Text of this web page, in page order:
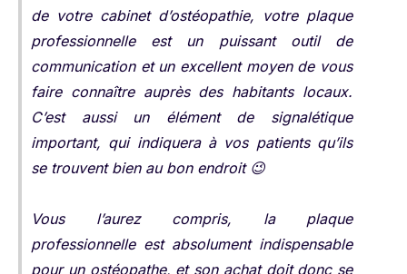
de votre cabinet d’ostéopathie, votre plaque
professionnelle est un puissant outil de
communication et un excellent moyen de vous
faire connaître auprès des habitants locaux.
C’est aussi un élément de signalétique
important, qui indiquera à vos patients qu’ils
se trouvent bien au bon endroit 😉
Vous l’aurez compris, la plaque
professionnelle est absolument indispensable
pour un ostéopathe, et son achat doit donc se